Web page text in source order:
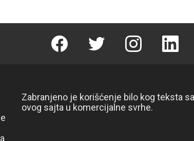
Facebook Twitter instagram linkedin
Zabranjeno je korišćenje bilo kog teksta sa
ovog sajta u komercijalne svrhe.